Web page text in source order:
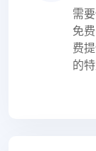
需
免
费
的